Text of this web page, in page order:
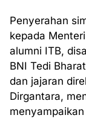
Penyerahan
kepada
alumni ITB,
BNI Tedi
dan jajaran
Dirgantara,